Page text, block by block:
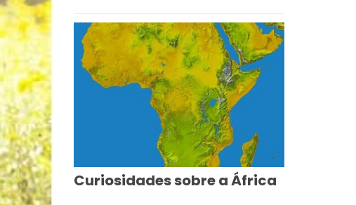
Curiosidades sobre a África